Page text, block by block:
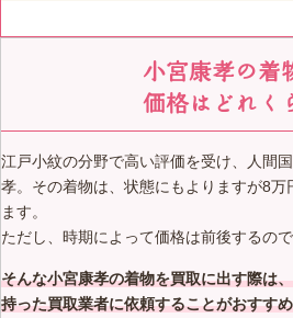
小宮康孝の着
価格はどれく
江戸小紋の分野で高い評価を受け、人間
孝。その着物は、状態にもよりますが8
ます。
ただし、時期によって価格は前後するので
そんな小宮康孝の着物を買取に出す際は
持った買取業者に依頼することがおすす